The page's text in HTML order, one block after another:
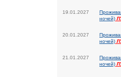
19.01.2027
ночей)
20.01.2027
ночей)
21.01.2027
ночей)